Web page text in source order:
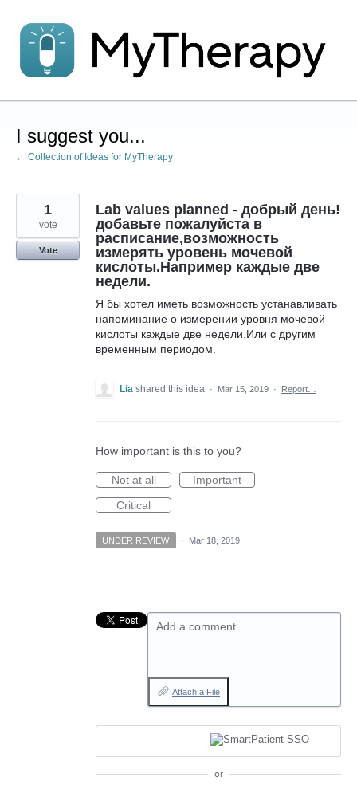
to
content
I suggest you...
← Collection of Ideas for MyTherapy
Lab values planned - добрый день!
добавьте пожалуйста в
расписание,возможность
измерять уровень мочевой
кислоты.Например каждые две
недели.
Я бы хотел иметь возможность устанавливать
напоминание о измерении уровня мочевой
кислоты каждые две недели.Или с другим
временным периодом.
1
vote
Vote
Lia shared this idea · Mar 15, 2019 · Report…
How important is this to you?
Not at all
Important
Critical
UNDER REVIEW · Mar 18, 2019
Add a comment…
Attach a File
or